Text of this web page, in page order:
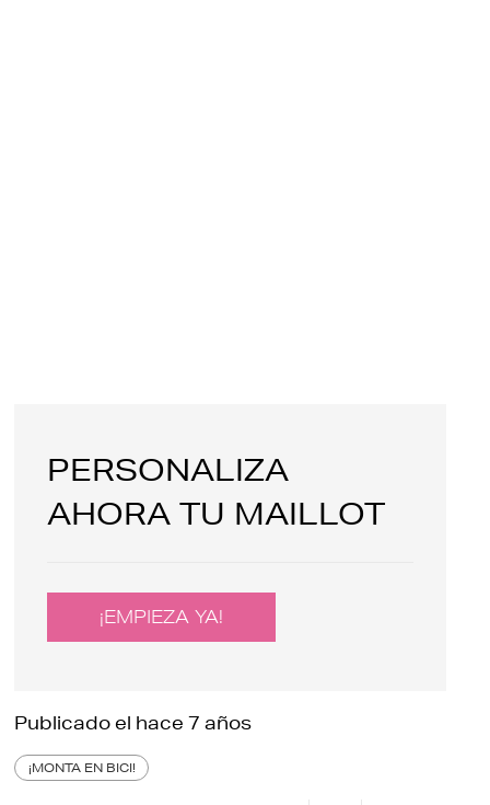
PERSONALIZA
AHORA TU MAILLOT
¡EMPIEZA YA!
Publicado el hace 7 años
¡MONTA EN BICI!